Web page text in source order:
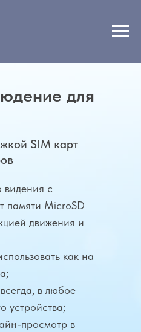
для
видения с
памяти MicroSD
движения и
как на
в любое
устройства;
просмотр в
SIM карт